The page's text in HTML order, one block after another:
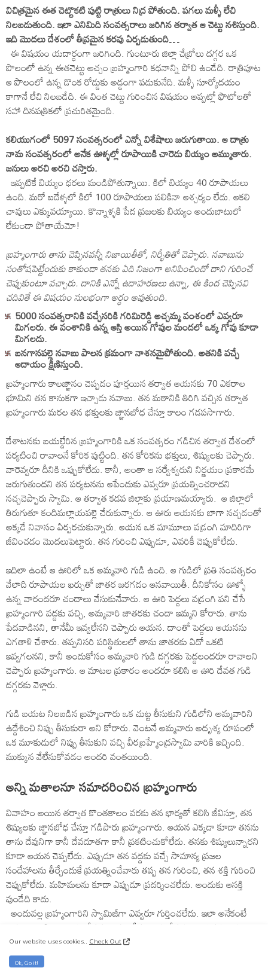
విచిత్రమైన ఈత చెట్టొకటి పుట్టి రాత్రులు నిద్ర పోతుంది. పగలు మళ్ళీ లేచి
నిలబడుతుంది. ఇలా ఎనిమిది సంవత్సరాలు జరిగిన తర్వాత ఆ చెట్టు నశిస్తుంది.
ఇది మొదలు దేశంలో తీవ్రమైన కరవు ఏర్పడుతుంది…
ఈ విషయం యదార్ధంగా జరిగింది. గుంటూరు జిల్లా చేబ్రోలు దగ్గర ఒక
పొలంలో ఉన్న ఈతచెట్టు అచ్చం బ్రహ్మంగారి కధనాన్ని పోలి ఉండేది. రాత్రిపూట
ఆ పొలంలో ఉన్న డొంక రోడ్డుకు అడ్డంగా పడుకునేది. మళ్ళీ సూర్యోదయం
కాగానే లేచి నిలబడేది. ఈ వింత చెట్టు గురించిన విషయం అప్పట్లో ఫొటోలతో
సహా దినపత్రికలో ప్రచురితమైంది.
కలియుగంలో 5097 సంవత్సరంలో ఎన్నో విశేషాలు జరుగుతాయి. ఆ దాత్రు
నామ సంవత్సరంలో అనేక ఊళ్ళల్లో రూపాయికి చారెడు బియ్యం అమ్ముతారు.
జనులు అరచి అరచి చస్తారు.
ఇప్పటికే బియ్యం ధరలు మండిపోతున్నాయి. కిలో బియ్యం 40 రూపాయలు
ఉంది. మరో ఐదేళ్ళలో కిలో 100 రూపాయలు పలికినా ఆశ్చర్యం లేదు. ఆకలి
చావులు ఎక్కువయ్యాయి. కొన్నాళ్ళకి పేద ప్రజలకు బియ్యం అందుబాటులో
లేకుండా పోతాయేమో!
బ్రహ్మంగారు తాను చెప్పినవన్నీ నిజాయితీతో, నిర్భీతితో చెప్పారు. నవాబును
సంతోషపెట్టేందుకు కాకుండా తనకు ఏది నిజంగా అనిపించిందో దాని గురించే
చెప్పుకుంటూ వచ్చారు. దానికి ఎన్నో ఉదాహరణలు ఉన్నా, ఈ కింద చెప్పినవి
చదివితే ఈ విషయం సులభంగా అర్ధం అవుతుంది.
5000 సంవత్సరానికి వచ్చేసరికి గరిమిరెడ్డి అచ్చమ్మ వంశంలో ఎవ్వరూ
మిగలరు. ఈ వంశానికి ఉన్న ఆస్తి అయిన గోవుల మందలో ఒక్క గోవు కూడా
మిగలదు.
బనగానపల్లె నవాబు పాలన క్రమంగా నాశనమైపోతుంది. అతనికి వచ్చే
ఆదాయం క్షీణిస్తుంది.
బ్రహ్మంగారు కాలజ్ఞానం చెప్పడం పూర్తయిన తర్వాత ఆయనకు 70 ఎకరాల
భూమిని తన కానుకగా ఇచ్చాడు నవాబు. తన మఠానికి తిరిగి వచ్చిన తర్వాత
బ్రహ్మంగారు మరల తన భక్తులకు జ్ఞానబోధ చేస్తూ కాలం గడపసాగారు.
దేశాటనకు బయల్దేరిన బ్రహ్మంగారికి ఒక సంవత్సరం గడిచిన తర్వాత దేశంలో
పర్యటించి రావాలనే కోరిక పుట్టింది. తన కోరికను భక్తులు, శిష్యులకు చెప్పారు.
వారెవ్వరూ దీనికి ఒప్పుకోలేదు. కానీ, అంతా ఆ సర్వేశ్వరుని నిర్ణయం ప్రకారమే
జరుగుతుందని తన పర్యటనను ఆపేందుకు ఎవ్వరూ ప్రయత్నించరాదని
నచ్చచెప్పారు స్వామి. ఆ తర్వాత కడప జిల్లాకు ప్రయాణమయ్యారు. ఆ జిల్లాలో
తిరుగుతూ కందిమల్లాయపల్లె చేరుకున్నారు. ఆ ఊరు ఆయనకు బాగా నచ్చడంతో
అక్కడే నివాసం ఏర్పరచుకున్నారు. ఆయన ఒక మామూలు వడ్రంగి మాదిరిగా
జీవించడం మొదలుపెట్టారు. తన గురించి ఎప్పుడూ, ఎవరికీ చెప్పుకోలేదు.
ఇదిలా ఉంటే ఆ ఊరిలో ఒక అమ్మవారి గుడి ఉంది. ఆ గుడిలో ప్రతి సంవత్సరం
వేలాది రూపాయల ఖర్చుతో జాతర జరగడం ఆనవాయితీ. దీనికోసం ఊళ్ళో
ఉన్న వారందరూ చందాలు వేసుకునేవారు. ఆ ఊరి పెద్దలు వడ్రంగి పని చేసే
బ్రహ్మంగారి వద్దకు వచ్చి, అమ్మవారి జాతరకు చందా ఇమ్మని కోరారు. తాను
పేదవాడినని, తానేమీ ఇవ్వలేనని చెప్పారు ఆయన. దాంతో పెద్దలు ఆయనను
ఎగతాళి చేశారు. తప్పనిసరి పరిస్థితులలో తాను జాతరకు ఏదో ఒకటి
ఇవ్వగలనని, కానీ అందుకోసం అమ్మవారి గుడి దగ్గరకు పెద్దలందరూ రావాలని
చెప్పారు బ్రహ్మంగారు. ఆ మాటల ప్రకారం అందరూ కలిసి ఆ ఊరి దేవత గుడి
దగ్గరకు వెళ్లారు.
గుడి బయట నిలబడిన బ్రహ్మంగారు ఒక చుట్ట తీసుకుని గుడిలోని అమ్మవారిని
ఉద్దేశించి నిప్పు తీసుకురా అని కోరారు. వెంటనే అమ్మవారు అదృశ్య రూపంలో
ఒక మూకుడులో నిప్పు తీసుకుని వచ్చి వీరబ్రహ్మేంద్రస్వామి వారికి ఇచ్చింది.
ముక్కున వేలేసుకోవడం అందరి వంతయింది.
అన్ని మతాలనూ సమాదరించిన బ్రహ్మంగారు
వివాహం అయిన తర్వాత కొంతకాలం వరకు తన భార్యతో కలిసి జీవిస్తూ, తన
శిష్యులకు జ్ఞానబోధ చేస్తూ గడిపారు బ్రహ్మంగారు. ఆయన ఎక్కడా కూడా తనను
తాను దేవునిగా కానీ దేవదూతగా కానీ ప్రకటించుకోలేదు. తనకు శిష్యులున్నారని
కూడా ఆయన చెప్పలేదు. ఎప్పుడూ తన వద్దకు వచ్చే సామాన్య ప్రజల
సందేహాలను తీర్చేందుకే ప్రయత్నించేవారు తప్ప తన గురించి, తన శక్తి గురించి
చెప్పుకోలేదు. మహిమలను కూడా ఎప్పుడూ ప్రదర్శించలేదు. అందుకు ఆసక్తి
వుండేది కాదు.
అందువల్ల బ్రహ్మంగారిని స్వామిజీగా ఎవ్వరూ గుర్తించలేదు. ఇలా అనేకంటే
బ్రహ్మంగారికి ఇలా చెప్పుకోవడం ఇష్టం లేదని అనుకోవచ్చు.ఆయనను ఒక
జ్ఞానిగానే గుర్తించారు తప్ప హిందూ మతానికి సంబంధించిన గురువుగా ఎవరూ
గుర్తించలేదు. కాబట్టే ముస్లిం మతస్థులు కూడా ఆయన శిష్యులుగా వున్నారు.
ఆయన మానవులందరినీ మతం దృష్టితో చూడలేదు. అందువల్లనే ఆయనకు అన్ని
Our website uses cookies..Check Out
Ok, Go it!